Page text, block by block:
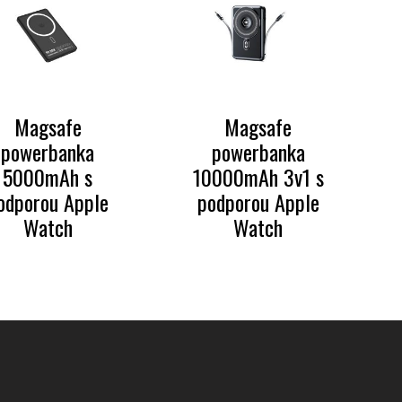
Magsafe
powerbanka
5000mAh s
Apple
Watch
Magsafe
powerbanka
10000mAh 3v1 s
podporou Apple
Watch